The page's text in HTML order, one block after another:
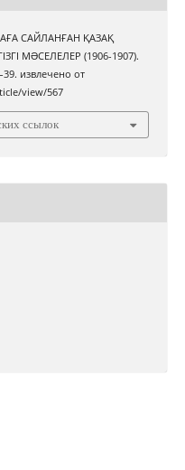
САЙЛАНҒАН ҚАЗАҚ
МƏСЕЛЕЛЕР (1906-1907).
извлечено от
view/567
ссылок